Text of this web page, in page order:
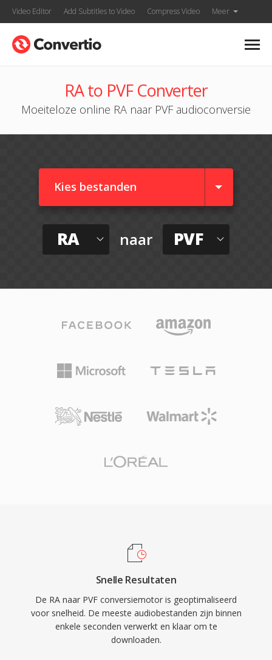
Video Editor Add Subtitles to Video Compress Video Meer
RA to PVF Converter
Moeiteloze online RA naar PVF audioconversie
Kies bestanden
RA naar PVF
Snelle Resultaten
De RA naar PVF conversiemotor is geoptimaliseerd
voor snelheid. De meeste audiobestanden zijn binnen
enkele seconden verwerkt en klaar om te
downloaden.